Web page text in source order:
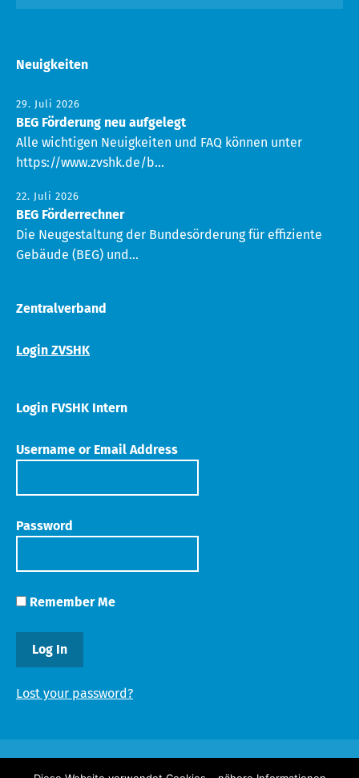
Neuigkeiten
29. Juli 2026
BEG Förderung neu aufgelegt
Alle wichtigen Neuigkeiten und FAQ können unter
https://www.zvshk.de/b...
22. Juli 2026
BEG Förderrechner
Die Neugestaltung der Bundesörderung für effiziente
Gebäude (BEG) und...
Zentralverband
Login ZVSHK
Login FVSHK Intern
Username or Email Address
Password
Remember Me
Lost your password?